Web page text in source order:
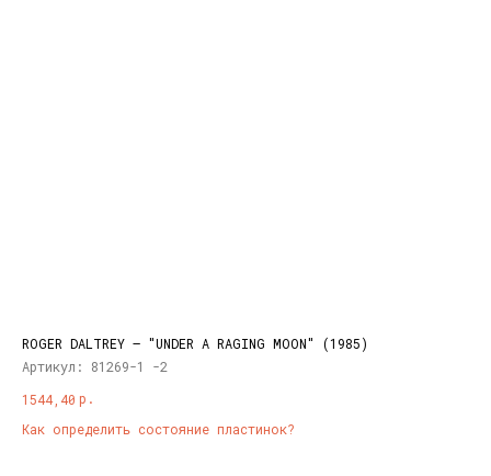
ROGER DALTREY – "UNDER A RAGING MOON" (1985)
Артикул: 81269-1 -2
1544,40 р.
Как определить состояние пластинок?